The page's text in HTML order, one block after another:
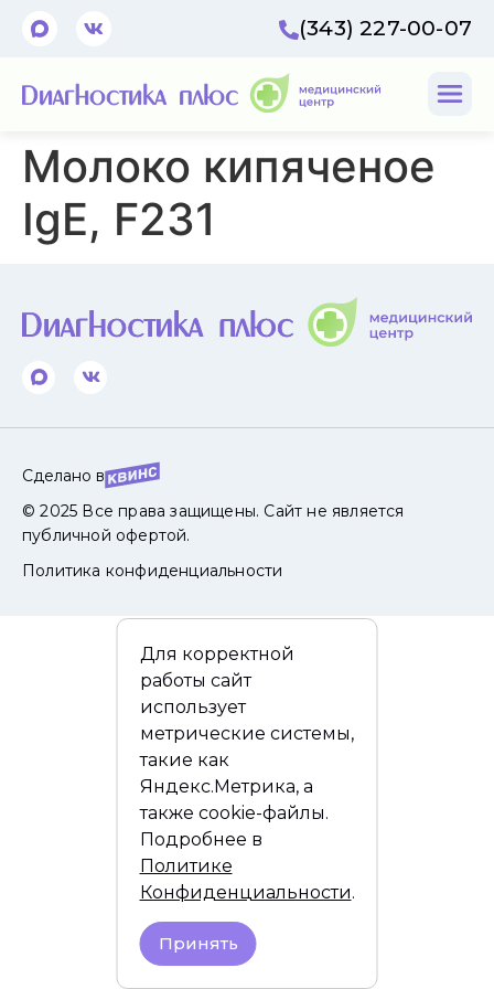
(343) 227-00-07
Молоко кипяченое
IgE, F231
Сделано в
© 2025 Все права защищены. Сайт не является
публичной офертой.
Политика конфиденциальности
Для корректной
работы сайт
использует
метрические системы,
такие как
Яндекс.Метрика, а
также cookie-файлы.
Подробнее в
Политике
Конфиденциальности.
Принять